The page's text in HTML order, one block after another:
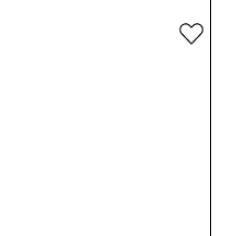
Zur